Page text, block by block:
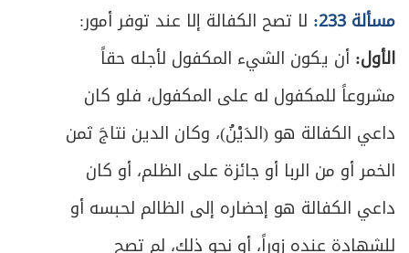
مسألة 233:
لا تصح الكفالة إلا عند توفر أمور:
الأول: أن يكون الشيء المكفول لأجله حقاً
مشروعاً للمكفول له على المكفول، فلو كان
داعي الكفالة هو (الدَيْنُ)، وكان الدين نتاجَ ثمن
الخمر أو من الربا أو جائزة على الظلم، أو كان
داعي الكفالة هو إحضاره إلى الظالم لحبسه أو
للشهادة عنده زوراً، أو نحو ذلك، لم تصح
325 المبحث الثاني: في ما يصح التوكيل فيه
ص 330 المبحث الثالث: في كيفية قيام الوكيل بعمله
338 الباب الثاني: في الإقرار
ص
339 المبحث الأول: في صيغة الإقرار وطبيعته
ص
344 المبحث الثاني: في شروط المُقر والمُقَر له